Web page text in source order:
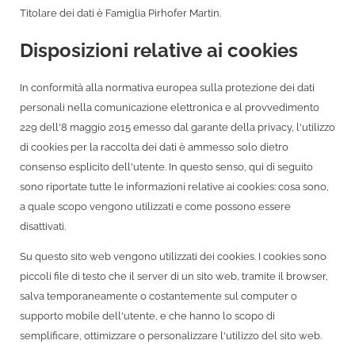
Titolare dei dati è Famiglia Pirhofer Martin.
Disposizioni relative ai cookies
In conformità alla normativa europea sulla protezione dei dati
personali nella comunicazione elettronica e al provvedimento
229 dell'8 maggio 2015 emesso dal garante della privacy, l'utilizzo
di cookies per la raccolta dei dati è ammesso solo dietro
consenso esplicito dell'utente. In questo senso, qui di seguito
sono riportate tutte le informazioni relative ai cookies: cosa sono,
a quale scopo vengono utilizzati e come possono essere
disattivati.
Su questo sito web vengono utilizzati dei cookies. I cookies sono
piccoli file di testo che il server di un sito web, tramite il browser,
salva temporaneamente o costantemente sul computer o
supporto mobile dell'utente, e che hanno lo scopo di
semplificare, ottimizzare o personalizzare l'utilizzo del sito web.